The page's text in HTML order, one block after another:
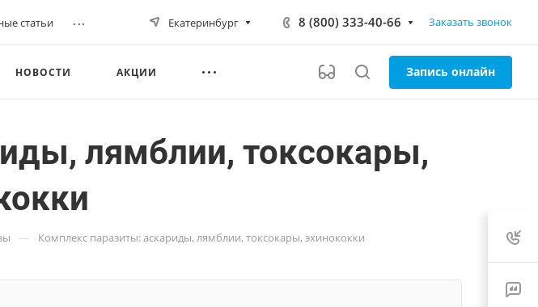
статьи ... Екатеринбург 8 (800) 333-40-66 Заказать звонок
НОВОСТИ АКЦИИ Запись онлайн
лямблии, токсокары,
— Комплекс паразиты: аскариды, лямблии, токсокары, эхинококки